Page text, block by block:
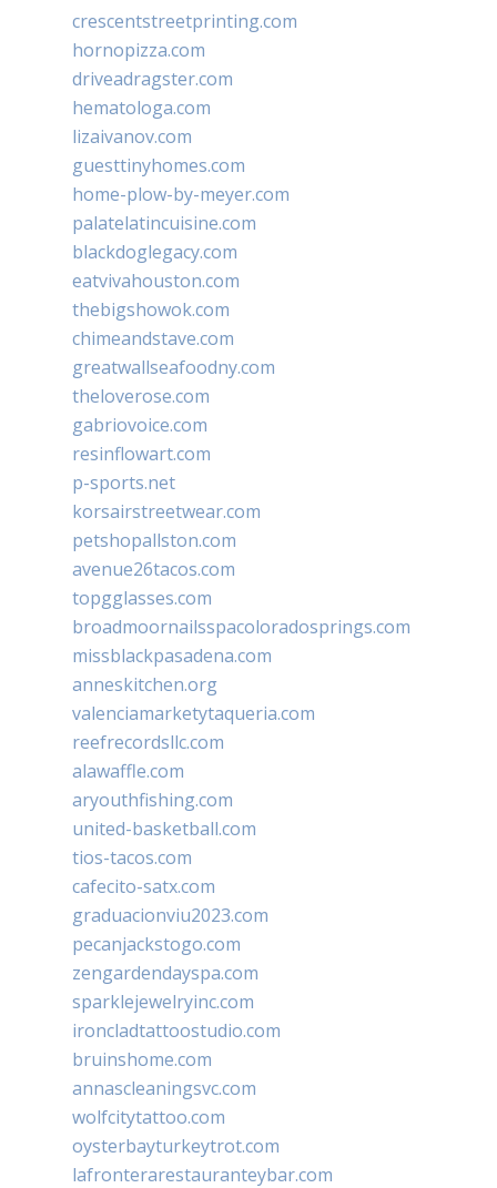
crescentstreetprinting.com
hornopizza.com
driveadragster.com
hematologa.com
lizaivanov.com
guesttinyhomes.com
home-plow-by-meyer.com
palatelatincuisine.com
blackdoglegacy.com
eatvivahouston.com
thebigshowok.com
chimeandstave.com
greatwallseafoodny.com
theloverose.com
gabriovoice.com
resinflowart.com
p-sports.net
korsairstreetwear.com
petshopallston.com
avenue26tacos.com
topgglasses.com
broadmoornailsspacoloradosprings.com
missblackpasadena.com
anneskitchen.org
valenciamarketytaqueria.com
reefrecordsllc.com
alawaffle.com
aryouthfishing.com
united-basketball.com
tios-tacos.com
cafecito-satx.com
graduacionviu2023.com
pecanjackstogo.com
zengardendayspa.com
sparklejewelryinc.com
ironcladtattoostudio.com
bruinshome.com
annascleaningsvc.com
wolfcitytattoo.com
oysterbayturkeytrot.com
lafronterarestauranteybar.com